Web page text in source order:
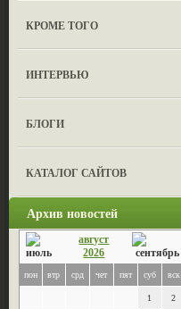
КРОМЕ ТОГО
ИНТЕРВЬЮ
БЛОГИ
КАТАЛОГ САЙТОВ
Архив новостей
август
2026
пон втр срд чет пят суб вск
1 2